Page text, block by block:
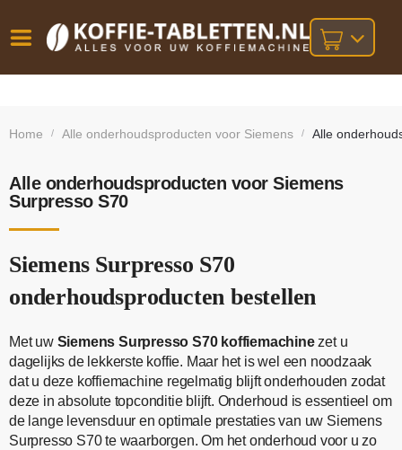
besteld,
bij orders
Home / Alle onderhoudsproducten voor Siemens / Alle
Alle onderhoudsproducten voor Siemens
Surpresso S70
Siemens Surpresso S70
onderhoudsproducten bestellen
Met uw Siemens Surpresso S70 koffiemachinezet u
dagelijks de lekkerste koffie. Maar het is wel een noodzaak
dat u deze koffiemachine regelmatig blijft onderhouden zodat
deze in absolute topconditie blijft. Onderhoud is essentieel om
de lange levensduur en optimale prestaties van uw Siemens
Surpresso S70 te waarborgen. Om het onderhoud voor u zo